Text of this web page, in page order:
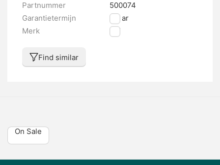
Partnummer
500074
Garantietermijn
2 jaar
Merk
FIT
Find similar
On Sale